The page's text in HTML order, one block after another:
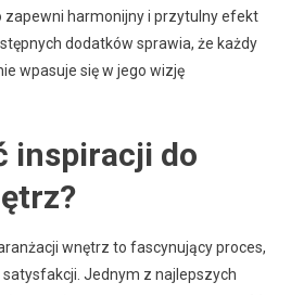
harmonijny i przytulny efekt
dodatków sprawia, że każdy
wpasuje się w jego wizję
inspiracji do
wnętrz to fascynujący proces,
Jednym z najlepszych